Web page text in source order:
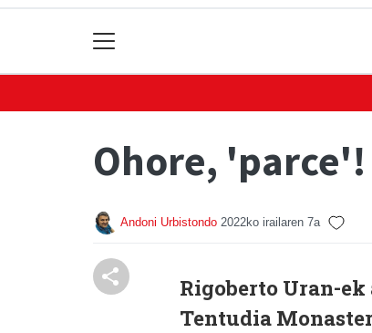
Ohore, 'parce'!
Andoni Urbistondo 2022ko irailaren 7a
Rigoberto Uran-
Tentudia